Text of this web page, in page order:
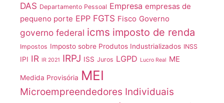
DAS Departamento Pessoal Empresa empresas de
pequeno porte EPP FGTS Fisco Governo
governo federal icms imposto de renda
Impostos Imposto sobre Produtos Industrializados INSS
IPI IR IR 2021 IRPJ ISS Juros LGPD Lucro Real ME
Medida Provisória MEI
Microempreendedores Individuais